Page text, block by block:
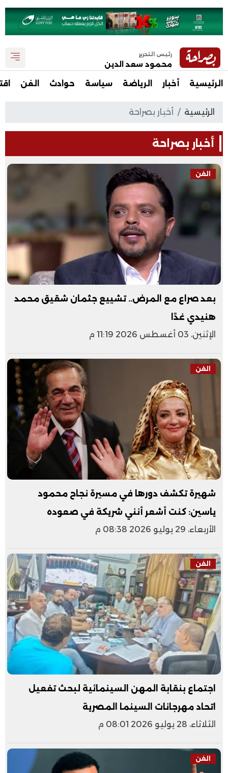
رئيس التحرير
محمود سعد الدين
الرئيسية أخبار الرياضة سياسة حوادث الفن
الرئيسية أخبار بصراحة
أخبار بصراحة
الفن
بعد صراع مع المرض.. تشييع جثمان شقيق محمد
هنيدي غدًا
الإثنين، 03 أغسطس 2026 11:19 م
الفن
شهيرة تكشف دورها في مسيرة نجاح محمود
ياسين: كنت أشعر أنني شريكة في صعوده
الأربعاء، 29 يوليو 2026 08:38 م
الفن
اجتماع بنقابة المهن السينمائية لبحث تفعيل
اتحاد مهرجانات السينما المصرية
الثلاثاء، 28 يوليو 2026 08:01 م
الفن